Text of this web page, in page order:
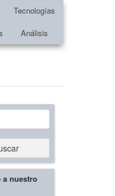
Tecnologías
Análisis
a nuestro